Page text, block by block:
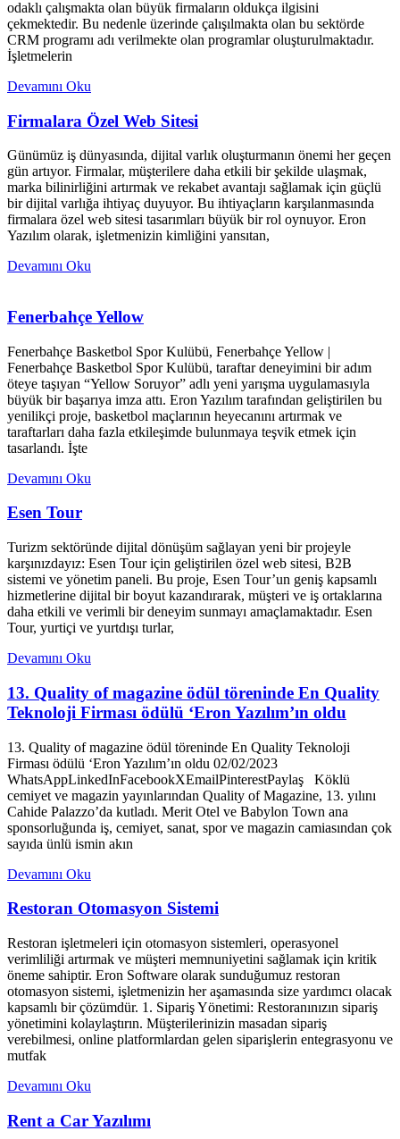
odaklı çalışmakta olan büyük firmaların oldukça ilgisini
çekmektedir. Bu nedenle üzerinde çalışılmakta olan bu sektörde
CRM programı adı verilmekte olan programlar oluşturulmaktadır.
İşletmelerin
Devamını Oku
Firmalara Özel Web Sitesi
Günümüz iş dünyasında, dijital varlık oluşturmanın önemi her geçen
gün artıyor. Firmalar, müşterilere daha etkili bir şekilde ulaşmak,
marka bilinirliğini artırmak ve rekabet avantajı sağlamak için güçlü
bir dijital varlığa ihtiyaç duyuyor. Bu ihtiyaçların karşılanmasında
firmalara özel web sitesi tasarımları büyük bir rol oynuyor. Eron
Yazılım olarak, işletmenizin kimliğini yansıtan,
Devamını Oku
Fenerbahçe Yellow
Fenerbahçe Basketbol Spor Kulübü, Fenerbahçe Yellow |
Fenerbahçe Basketbol Spor Kulübü, taraftar deneyimini bir adım
öteye taşıyan “Yellow Soruyor” adlı yeni yarışma uygulamasıyla
büyük bir başarıya imza attı. Eron Yazılım tarafından geliştirilen bu
yenilikçi proje, basketbol maçlarının heyecanını artırmak ve
taraftarları daha fazla etkileşimde bulunmaya teşvik etmek için
tasarlandı. İşte
Devamını Oku
Esen Tour
Turizm sektöründe dijital dönüşüm sağlayan yeni bir projeyle
karşınızdayız: Esen Tour için geliştirilen özel web sitesi, B2B
sistemi ve yönetim paneli. Bu proje, Esen Tour’un geniş kapsamlı
hizmetlerine dijital bir boyut kazandırarak, müşteri ve iş ortaklarına
daha etkili ve verimli bir deneyim sunmayı amaçlamaktadır. Esen
Tour, yurtiçi ve yurtdışı turlar,
Devamını Oku
13. Quality of magazine ödül töreninde En Quality
Teknoloji Firması ödülü ‘Eron Yazılım’ın oldu
13. Quality of magazine ödül töreninde En Quality Teknoloji
Firması ödülü ‘Eron Yazılım’ın oldu 02/02/2023
WhatsAppLinkedInFacebookXEmailPinterestPaylaş Köklü
cemiyet ve magazin yayınlarından Quality of Magazine, 13. yılını
Cahide Palazzo’da kutladı. Merit Otel ve Babylon Town ana
sponsorluğunda iş, cemiyet, sanat, spor ve magazin camiasından çok
sayıda ünlü ismin akın
Devamını Oku
Restoran Otomasyon Sistemi
Restoran işletmeleri için otomasyon sistemleri, operasyonel
verimliliği artırmak ve müşteri memnuniyetini sağlamak için kritik
öneme sahiptir. Eron Software olarak sunduğumuz restoran
otomasyon sistemi, işletmenizin her aşamasında size yardımcı olacak
kapsamlı bir çözümdür. 1. Sipariş Yönetimi: Restoranınızın sipariş
yönetimini kolaylaştırın. Müşterilerinizin masadan sipariş
verebilmesi, online platformlardan gelen siparişlerin entegrasyonu ve
mutfak
Devamını Oku
Rent a Car Yazılımı